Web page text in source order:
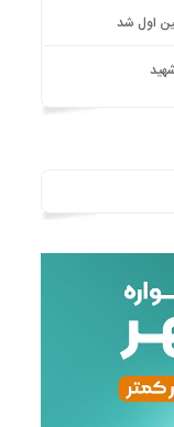
اول شد